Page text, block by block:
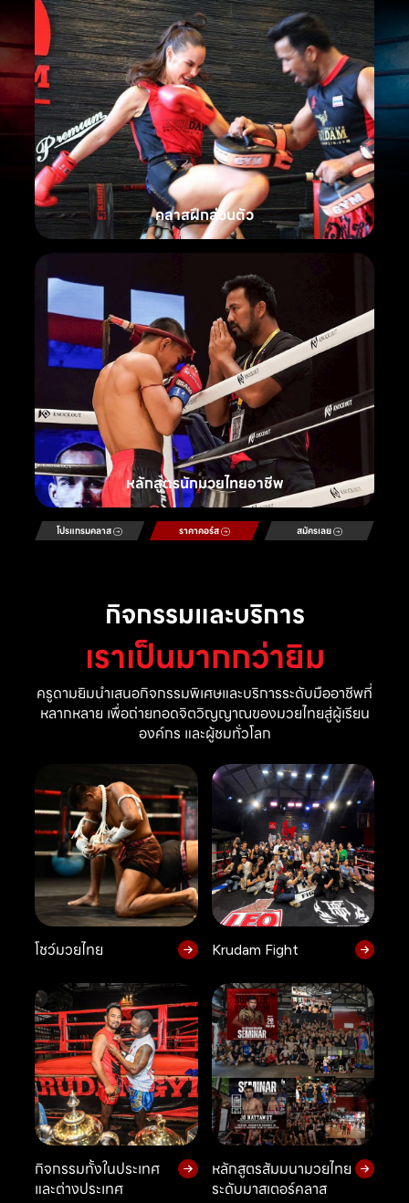
คลาสฝึกส่วนตัว
หลักสูตรนักมวยไทยอาชีพ
โปรแกรมคลาส ราคาคอร์ส สมัครเลย
กิจกรรมและบริการ
เราเป็นมากกว่ายิม
ครูดามยิมนำเสนอกิจกรรมพิเศษและบริการระดับมืออาชีพที่
หลากหลาย เพื่อถ่ายทอดจิตวิญญาณของมวยไทยสู่ผู้เรียน
องค์กร และผู้ชมทั่วโลก
โชว์มวยไทย Krudam Fight
กิจกรรมทั้งในประเทศ
และต่างประเทศ
หลักสูตรสัมมนามวยไทย
ระดับมาสเตอร์คลาส